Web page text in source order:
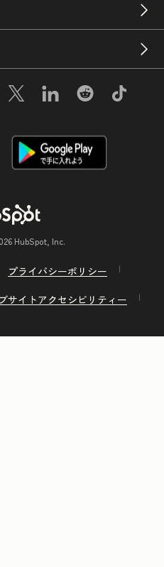
HubSpot, Inc.
プライバシーポリシー
サイトアクセシビリティー